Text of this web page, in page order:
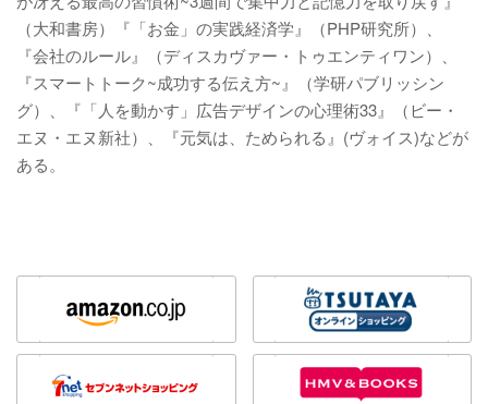
（大和書房）『「お金」の実践経済学』（PHP研究所）、
『会社のルール』（ディスカヴァー・トゥエンティワン）、
『スマートトーク~成功する伝え方~』（学研パブリッシン
グ）、『「人を動かす」広告デザインの心理術33』（ビー・
エヌ・エヌ新社）、『元気は、ためられる』(ヴォイス)などが
ある。